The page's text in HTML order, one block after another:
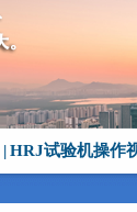
|HRJ试验机操作